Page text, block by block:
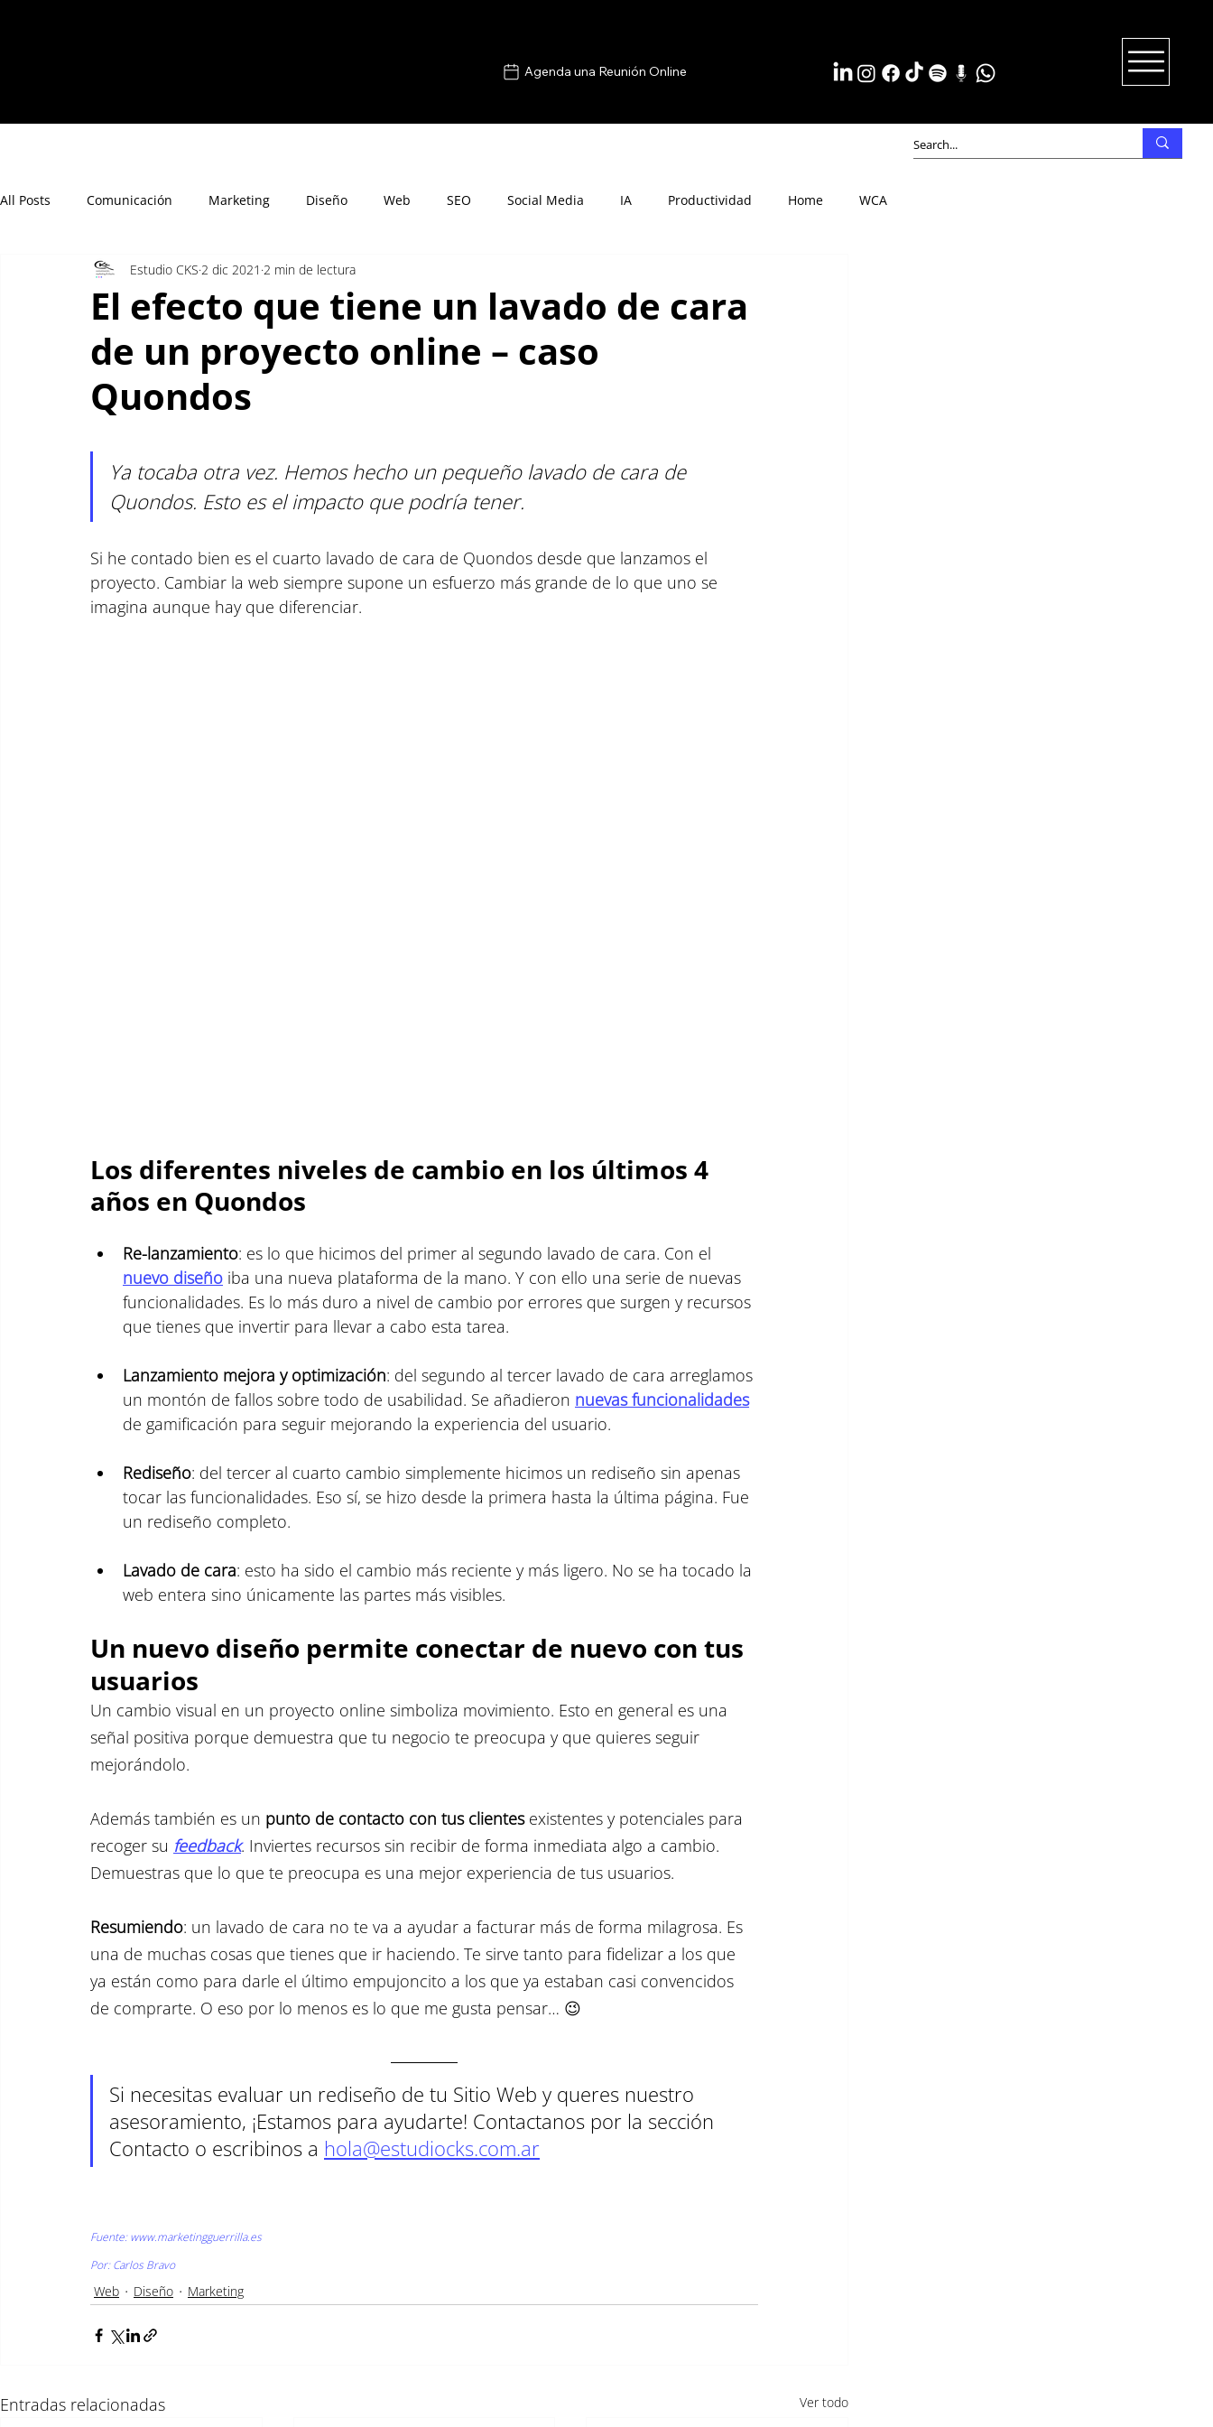
Agenda una Reunión Online
All Posts Comunicación Marketing Diseño Web SEO Social Media IA Productividad Home WCA
El efecto que tiene un lavado de cara
de un proyecto online – caso
Quondos
Estudio CKS 2 dic 2021 2 min de lectura
Ya tocaba otra vez. Hemos hecho un pequeño lavado de cara de
Quondos. Esto es el impacto que podría tener.
Si he contado bien es el cuarto lavado de cara de Quondos desde que lanzamos el
proyecto. Cambiar la web siempre supone un esfuerzo más grande de lo que uno se
imagina aunque hay que diferenciar.
Los diferentes niveles de cambio en los últimos 4
años en Quondos
Re-lanzamiento: es lo que hicimos del primer al segundo lavado de cara. Con el
nuevo diseño iba una nueva plataforma de la mano. Y con ello una serie de nuevas
funcionalidades. Es lo más duro a nivel de cambio por errores que surgen y recursos
que tienes que invertir para llevar a cabo esta tarea.
Lanzamiento mejora y optimización: del segundo al tercer lavado de cara arreglamos
un montón de fallos sobre todo de usabilidad. Se añadieron nuevas funcionalidades
de gamificación para seguir mejorando la experiencia del usuario.
Rediseño: del tercer al cuarto cambio simplemente hicimos un rediseño sin apenas
tocar las funcionalidades. Eso sí, se hizo desde la primera hasta la última página. Fue
un rediseño completo.
Lavado de cara: esto ha sido el cambio más reciente y más ligero. No se ha tocado la
web entera sino únicamente las partes más visibles.
Un nuevo diseño permite conectar de nuevo con tus
usuarios
Un cambio visual en un proyecto online simboliza movimiento. Esto en general es una
señal positiva porque demuestra que tu negocio te preocupa y que quieres seguir
mejorándolo.
Además también es un punto de contacto con tus clientes existentes y potenciales para
recoger su feedback. Inviertes recursos sin recibir de forma inmediata algo a cambio.
Demuestras que lo que te preocupa es una mejor experiencia de tus usuarios.
Resumiendo: un lavado de cara no te va a ayudar a facturar más de forma milagrosa. Es
una de muchas cosas que tienes que ir haciendo. Te sirve tanto para fidelizar a los que
ya están como para darle el último empujoncito a los que ya estaban casi convencidos
de comprarte. O eso por lo menos es lo que me gusta pensar… 😉
Si necesitas evaluar un rediseño de tu Sitio Web y queres nuestro
asesoramiento, ¡Estamos para ayudarte! Contactanos por la sección
Contacto o escribinos a hola@estudiocks.com.ar
Fuente: www.marketingguerrilla.es
Por: Carlos Bravo
Web Diseño Marketing
Entradas relacionadas Ver todo